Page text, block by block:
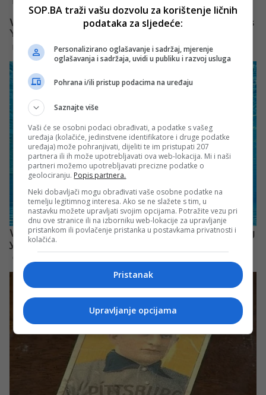
SOP.BA traži vašu dozvolu za korištenje ličnih
podataka za sljedeće:
Personalizirano oglašavanje i sadržaj, mjerenje
oglašavanja i sadržaja, uvidi u publiku i razvoj usluga
Pohrana i/ili pristup podacima na uređaju
Saznajte više
Vaši će se osobni podaci obrađivati, a podatke s vašeg
uređaja (kolačiće, jedinstvene identifikatore i druge podatke
uređaja) može pohranjivati, dijeliti te im pristupati 207
partnera ili ih može upotrebljavati ova web-lokacija. Mi i naši
partneri možemo upotrebljavati precizne podatke o
geolociranju. Popis partnera.
Neki dobavljači mogu obrađivati vaše osobne podatke na
temelju legitimnog interesa. Ako se ne slažete s tim, u
nastavku možete upravljati svojim opcijama. Potražite vezu pri
dnu ove stranice ili na izborniku web-lokacije za upravljanje
pristankom ili povlačenje pristanka u postavkama privatnosti i
kolačića.
Pristanak
Upravljanje opcijama